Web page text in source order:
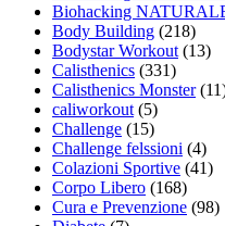
Biohacking
Body Building (218)
Bodystar Workout (13)
Calisthenics (331)
Calisthenics Monster
caliworkout (5)
Challenge (15)
Challenge felssioni (4)
Colazioni Sportive (41)
Corpo Libero (168)
Cura e Prevenzione (98)